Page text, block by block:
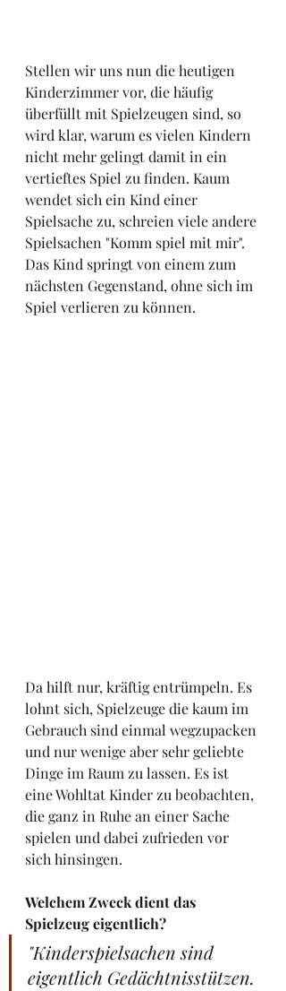
Stellen wir uns nun die heutigen
Kinderzimmer vor, die häufig
überfüllt mit Spielzeugen sind, so
wird klar, warum es vielen Kindern
nicht mehr gelingt damit in ein
vertieftes Spiel zu finden. Kaum
wendet sich ein Kind einer
Spielsache zu, schreien viele andere
Spielsachen "Komm spiel mit mir".
Das Kind springt von einem zum
nächsten Gegenstand, ohne sich im
Spiel verlieren zu können.
Da hilft nur, kräftig entrümpeln. Es
lohnt sich, Spielzeuge die kaum im
Gebrauch sind einmal wegzupacken
und nur wenige aber sehr geliebte
Dinge im Raum zu lassen. Es ist
eine Wohltat Kinder zu beobachten,
die ganz in Ruhe an einer Sache
spielen und dabei zufrieden vor
sich hinsingen.
Welchem Zweck dient das
Spielzeug eigentlich?
"Kinderspielsachen sind
eigentlich Gedächtnisstützen.